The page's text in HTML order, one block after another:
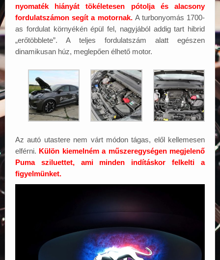
nyomaték hiányát tökéletesen pótolja és alacsony
fordulatszámon segít a motornak. A turbonyomás 1700-
as fordulat környékén épül fel, nagyjából addig tart hibrid
„erőtöbblete”. A teljes fordulatszám alatt egészen
dinamikusan húz, meglepően élhető motor.
Az autó utastere nem várt módon tágas, elől kellemesen
elférni. Külön kiemelném a műszeregységen megjelenő
Puma sziluettet, ami minden indításkor felkelti a
figyelmünket.